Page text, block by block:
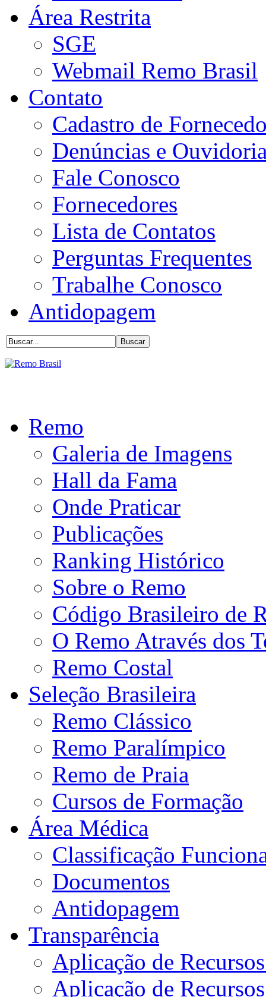
Área Restrita
SGE
Webmail Remo Brasil
Contato
Cadastro de
Denúncias e
Fale Conosco
Fornecedores
Lista de Contatos
Perguntas Frequentes
Trabalhe Conosco
Antidopagem
Remo
Galeria de Imagens
Hall da Fama
Onde Praticar
Publicações
Ranking Histórico
Sobre o Remo
Código Brasileiro de
O Remo Através dos
Remo Costal
Seleção Brasileira
Remo Clássico
Remo Paralímpico
Remo de Praia
Cursos de Formação
Área Médica
Classificação
Documentos
Antidopagem
Transparência
Aplicação de
Aplicação de